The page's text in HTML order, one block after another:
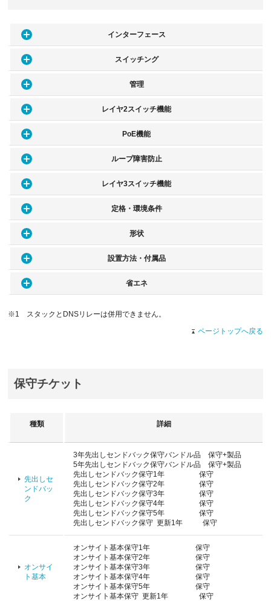
インターフェース
スイッチング
管理
レイヤ2スイッチ機能
PoE機能
ループ障害防止
レイヤ3スイッチ機能
定格・環境条件
形状
設置方法・付属品
省エネ
※1 スタックとDNSリレーは併用できません。
ページトップへ戻る
保守チケット
種類 詳細
先出しセ
ンドバッ
ク
3年先出しセンドバック保守バンドル品 保守+製品
5年先出しセンドバック保守バンドル品 保守+製品
先出しセンドバック保守1年 保守
先出しセンドバック保守2年 保守
先出しセンドバック保守3年 保守
先出しセンドバック保守4年 保守
先出しセンドバック保守5年 保守
先出しセンドバック保守 更新1年 保守
オンサイ
ト基本
オンサイト基本保守1年 保守
オンサイト基本保守2年 保守
オンサイト基本保守3年 保守
オンサイト基本保守4年 保守
オンサイト基本保守5年 保守
オンサイト基本保守 更新1年 保守